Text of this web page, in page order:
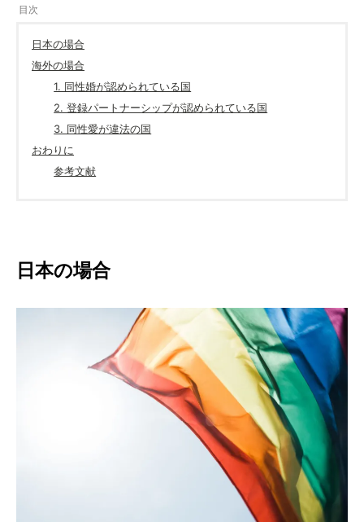
日本の場合
海外の場合
1. 同性婚が認められている国
2. 登録パートナーシップが認められている国
3. 同性愛が違法の国
おわりに
参考文献
日本の場合